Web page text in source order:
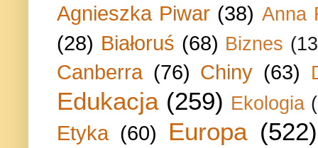
Agnieszka Piwar (38) Anna
(28) Białoruś (68) Biznes
Canberra (76) Chiny (63)
Edukacja (259) Ekologia
Etyka (60) Europa (522)